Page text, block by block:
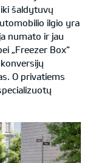
šaldytuvų
ilgio yra
numato ir jau
„Freezer Box“
O privatiems